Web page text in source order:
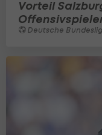
Vorteil
Deutsche